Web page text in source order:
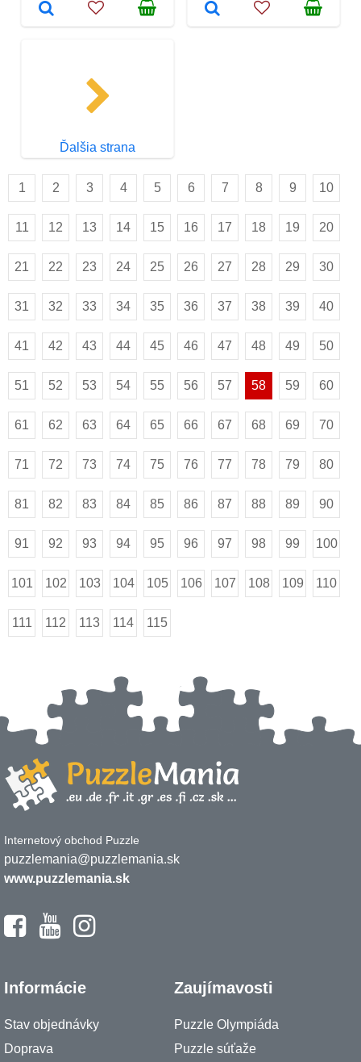
Ďalšia strana
1 2 3 4 5 6 7 8 9 10
11 12 13 14 15 16 17 18 19 20
21 22 23 24 25 26 27 28 29 30
31 32 33 34 35 36 37 38 39 40
41 42 43 44 45 46 47 48 49 50
51 52 53 54 55 56 57 58 59 60
61 62 63 64 65 66 67 68 69 70
71 72 73 74 75 76 77 78 79 80
81 82 83 84 85 86 87 88 89 90
91 92 93 94 95 96 97 98 99 100
101 102 103 104 105 106 107 108 109 110
111 112 113 114 115
Internetový obchod Puzzle
puzzlemania@puzzlemania.sk
www.puzzlemania.sk
Informácie
Stav objednávky
Doprava
Zaujímavosti
Puzzle Olympiáda
Puzzle súťaže